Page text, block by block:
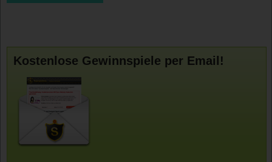
Kostenlose Gewinnspiele per Email!